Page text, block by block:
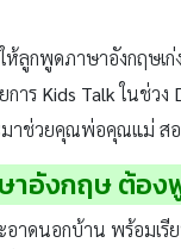
ลูกพูดภาษาอังกฤษเ
การ Kids Talkในช่วง
ช่วยคุณพ่อคุณแม่ ส
าอังกฤษ ต้อง
าดนอกบ้าน พร้อมเ